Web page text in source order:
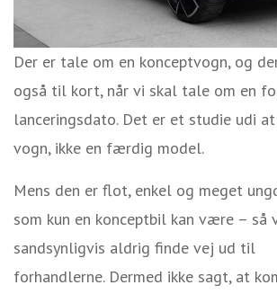
Der er tale om en konceptvogn, og
også til kort, når vi skal tale om en
lanceringsdato. Det er et studie udi
vogn, ikke en færdig model.
Mens den er flot, enkel og meget
som kun en konceptbil kan være – så
sandsynligvis aldrig finde vej ud til
forhandlerne. Dermed ikke sagt, at